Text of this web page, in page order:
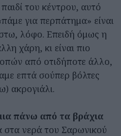
του κέντρου, αυτό
για περπάτημα» είναι
λόφο. Επειδή όμως η
χάρη, κι είναι πιο
από οτιδήποτε άλλο,
επτά σούπερ βόλτες
ακρογιάλι.
πάνω από τα βράχια
στα νερά του Σαρωνικού